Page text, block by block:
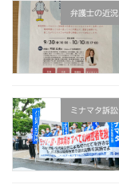
弁護士の近況
ミナマタ訴訟